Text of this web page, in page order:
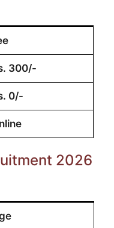
300/-
0/-
2026